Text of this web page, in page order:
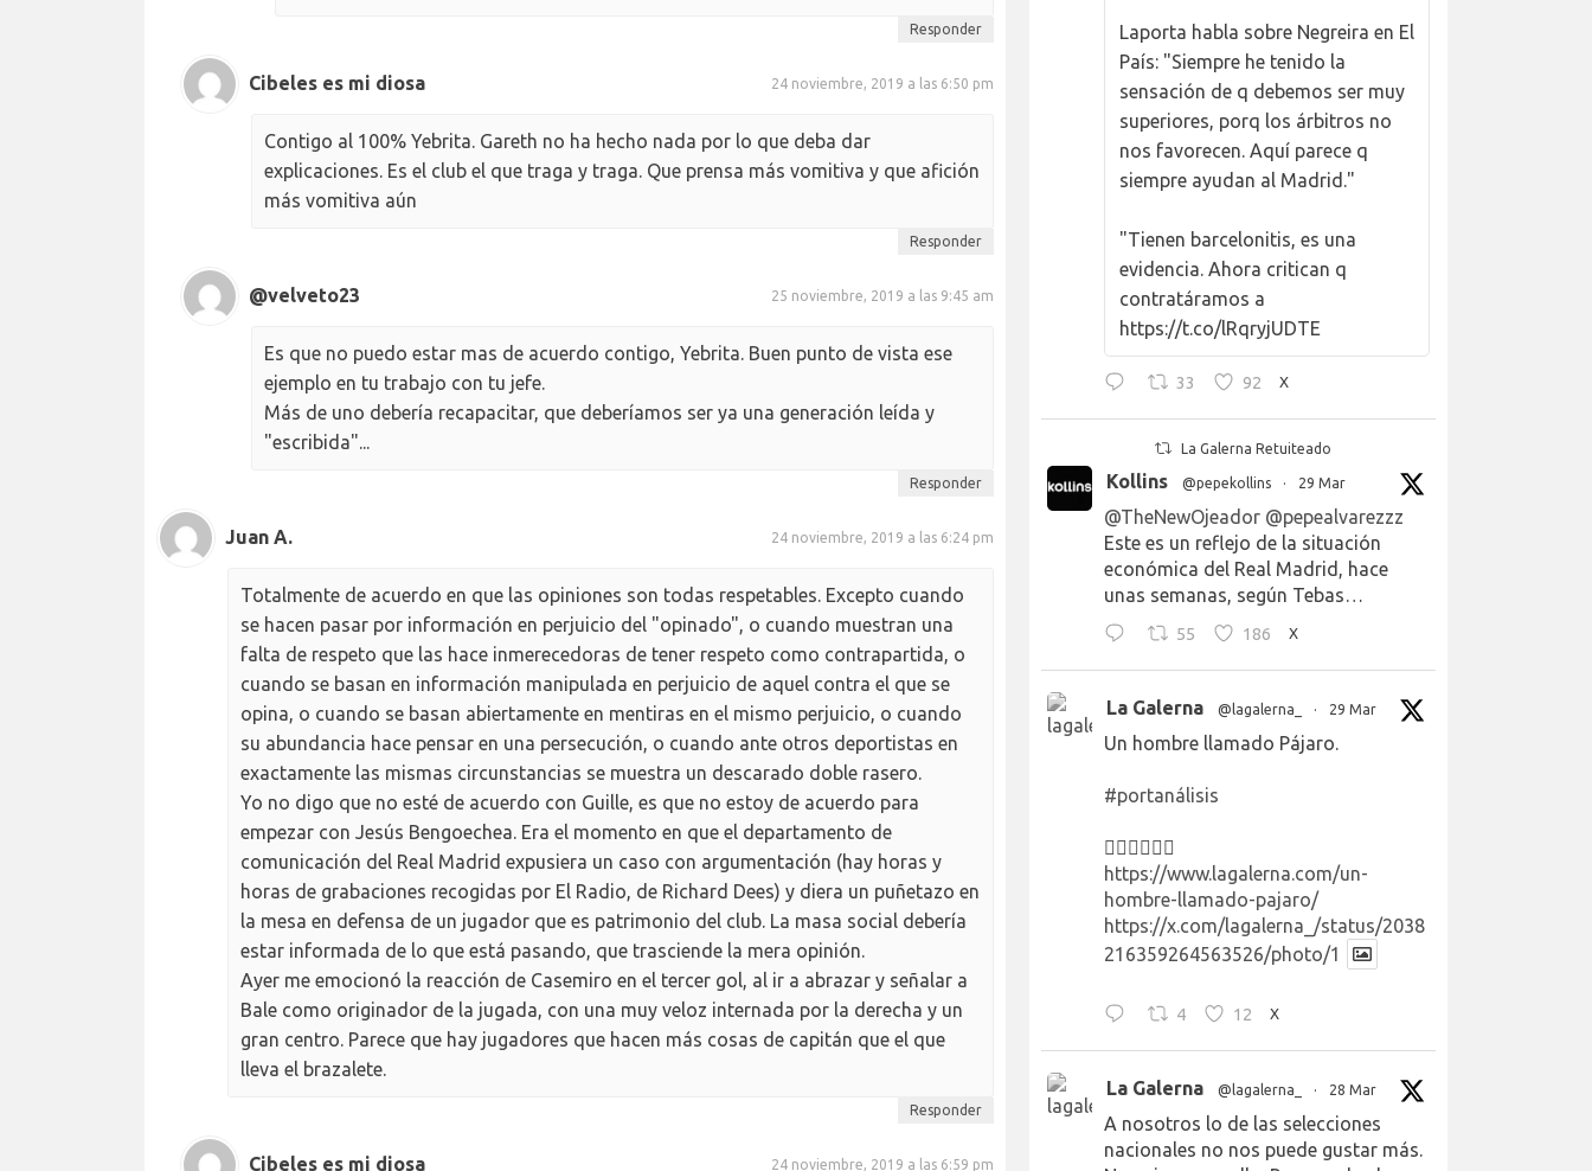
Responder
Cibeles es mi diosa 24 noviembre, 2019 a las 6:50 pm
Contigo al 100% Yebrita. Gareth no ha hecho nada por lo que deba dar
explicaciones. Es el club el que traga y traga. Que prensa más vomitiva y que afición
más vomitiva aún
Responder
@velveto23 25 noviembre, 2019 a las 9:45 am
Es que no puedo estar mas de acuerdo contigo, Yebrita. Buen punto de vista ese
ejemplo en tu trabajo con tu jefe.
Más de uno debería recapacitar, que deberíamos ser ya una generación leída y
"escribida"...
Responder
Juan A. 24 noviembre, 2019 a las 6:24 pm
Totalmente de acuerdo en que las opiniones son todas respetables. Excepto cuando
se hacen pasar por información en perjuicio del "opinado", o cuando muestran una
falta de respeto que las hace inmerecedoras de tener respeto como contrapartida, o
cuando se basan en información manipulada en perjuicio de aquel contra el que se
opina, o cuando se basan abiertamente en mentiras en el mismo perjuicio, o cuando
su abundancia hace pensar en una persecución, o cuando ante otros deportistas en
exactamente las mismas circunstancias se muestra un descarado doble rasero.
Yo no digo que no esté de acuerdo con Guille, es que no estoy de acuerdo para
empezar con Jesús Bengoechea. Era el momento en que el departamento de
comunicación del Real Madrid expusiera un caso con argumentación (hay horas y
horas de grabaciones recogidas por El Radio, de Richard Dees) y diera un puñetazo en
la mesa en defensa de un jugador que es patrimonio del club. La masa social debería
estar informada de lo que está pasando, que trasciende la mera opinión.
Ayer me emocionó la reacción de Casemiro en el tercer gol, al ir a abrazar y señalar a
Bale como originador de la jugada, con una muy veloz internada por la derecha y un
gran centro. Parece que hay jugadores que hacen más cosas de capitán que el que
lleva el brazalete.
Responder
Cibeles es mi diosa 24 noviembre, 2019 a las 6:59 pm
Laporta habla sobre Negreira en El
País: "Siempre he tenido la
sensación de q debemos ser muy
superiores, porq los árbitros no
nos favorecen. Aquí parece q
siempre ayudan al Madrid."
"Tienen barcelonitis, es una
evidencia. Ahora critican q
contratáramos a
https://t.co/lRqryjUDTE
33 92 X
La Galerna Retuiteado
Kollins @pepekollins · 29 Mar
@TheNewOjeador @pepealvarezzz
Este es un reflejo de la situación
económica del Real Madrid, hace
unas semanas, según Tebas…
55 186 X
La Galerna @lagalerna_ · 29 Mar
Un hombre llamado Pájaro.
#portanálisis
👉🏻👉🏻👉🏻
https://www.lagalerna.com/un-
hombre-llamado-pajaro/
https://x.com/lagalerna_/status/2038
216359264563526/photo/1
4 12 X
La Galerna @lagalerna_ · 28 Mar
A nosotros lo de las selecciones
nacionales no nos puede gustar más.